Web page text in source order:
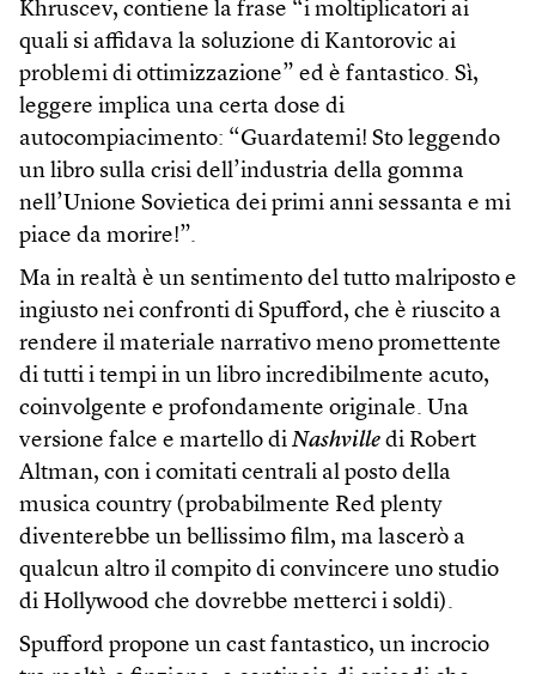
Khruscev, contiene la frase “i moltiplicatori ai
quali si affidava la soluzione di Kantorovic ai
problemi di ottimizzazione” ed è fantastico. Sì,
leggere implica una certa dose di
autocompiacimento: “Guardatemi! Sto leggendo
un libro sulla crisi dell’industria della gomma
nell’Unione Sovietica dei primi anni sessanta e mi
piace da morire!”.
Ma in realtà è un sentimento del tutto malriposto e
ingiusto nei confronti di Spufford, che è riuscito a
rendere il materiale narrativo meno promettente
di tutti i tempi in un libro incredibilmente acuto,
coinvolgente e profondamente originale. Una
versione falce e martello di Nashville di Robert
Altman, con i comitati centrali al posto della
musica country (probabilmente Red plenty
diventerebbe un bellissimo film, ma lascerò a
qualcun altro il compito di convincere uno studio
di Hollywood che dovrebbe metterci i soldi).
Spufford propone un cast fantastico, un incrocio